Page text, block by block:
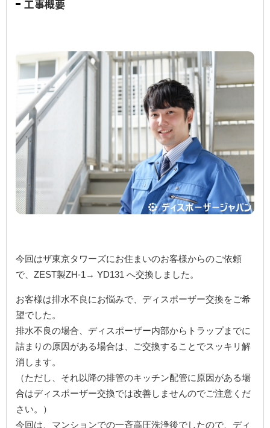
工事概要
今回はザ東京タワーズにお住まいのお客様からのご依頼
で、ZEST製ZH-1→ YD131 へ交換しました。
お客様は排水不良にお悩みで、ディスポーザー交換をご希
望でした。
排水不良の場合、ディスポーザー内部からトラップまでに
詰まりの原因がある場合は、ご交換することでスッキリ解
消します。
（ただし、それ以降の排管のキッチン配管に原因がある場
合はディスポーザー交換では改善しませんのでご注意くだ
さい。）
今回は、マンションでの一斉高圧洗浄後でしたので、ディ